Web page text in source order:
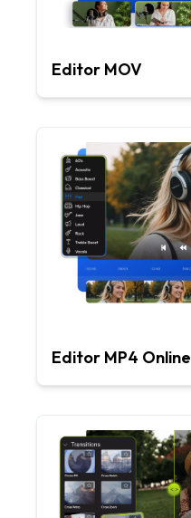
Editor MOV
Editor MP4 Online